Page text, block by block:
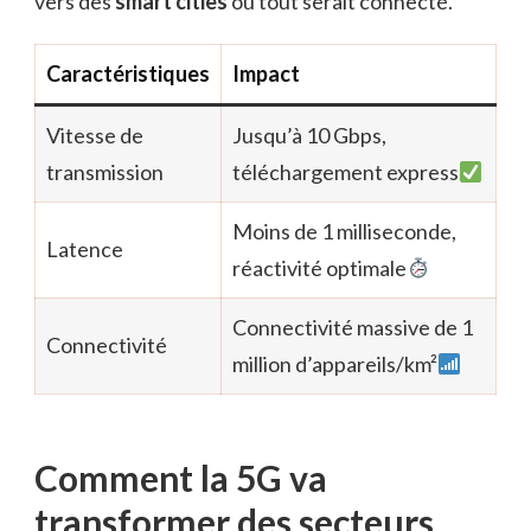
Caractéristiques Impact
Vitesse de
transmission
Jusqu’à 10 Gbps,
téléchargement express
Latence
Moins de 1 milliseconde,
réactivité optimale
Connectivité
Connectivité massive de 1
million d’appareils/km²
Comment la 5G va
transformer des secteurs